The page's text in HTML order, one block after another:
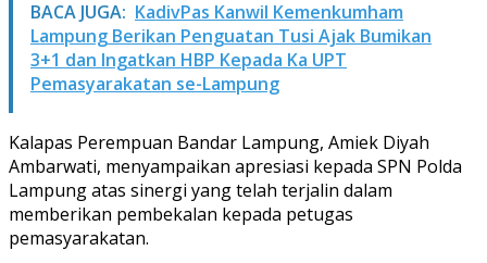
BACA JUGA: KadivPas Kanwil Kemenkumham
Lampung Berikan Penguatan Tusi Ajak Bumikan
3+1 dan Ingatkan HBP Kepada Ka UPT
Pemasyarakatan se-Lampung
Kalapas Perempuan Bandar Lampung, Amiek Diyah
Ambarwati, menyampaikan apresiasi kepada SPN Polda
Lampung atas sinergi yang telah terjalin dalam
memberikan pembekalan kepada petugas
pemasyarakatan.